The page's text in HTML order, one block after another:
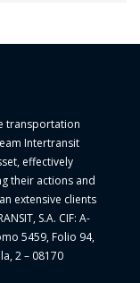
transportation
Intertransit
effectively
their actions and
extensive clients
S.A. CIF: A-
5459, Folio 94,
2 – 08170